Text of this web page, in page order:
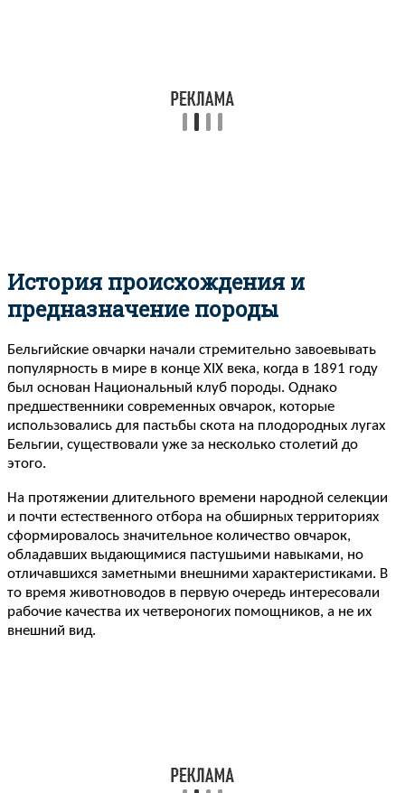
История происхождения и
предназначение породы
Бельгийские овчарки начали стремительно завоевывать
популярность в мире в конце XIX века, когда в 1891 году
был основан Национальный клуб породы. Однако
предшественники современных овчарок, которые
использовались для пастьбы скота на плодородных лугах
Бельгии, существовали уже за несколько столетий до
этого.
На протяжении длительного времени народной селекции
и почти естественного отбора на обширных территориях
сформировалось значительное количество овчарок,
обладавших выдающимися пастушьими навыками, но
отличавшихся заметными внешними характеристиками. В
то время животноводов в первую очередь интересовали
рабочие качества их четвероногих помощников, а не их
внешний вид.